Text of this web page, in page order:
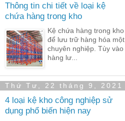
Thông tin chi tiết về loại kệ
chứa hàng trong kho
Kệ chứa hàng trong
để lưu trữ hàng hóa
chuyên nghiệp. Tùy
hàng lư...
Thứ Tư, 22 tháng 9, 2021
4 loại kệ kho công nghiệp sử
dụng phổ biến hiện nay